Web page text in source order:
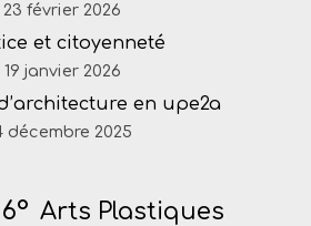
23 février 2026
et citoyenneté
19 janvier 2026
en upe2a
décembre 2025
6° Arts Plastiques